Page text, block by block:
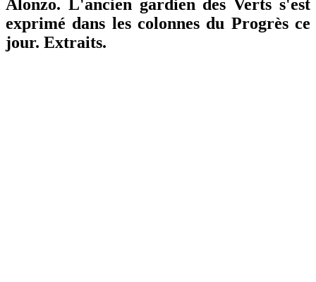
Alonzo. L'ancien gardien des Verts s'est
exprimé dans les colonnes du Progrès ce
jour. Extraits.